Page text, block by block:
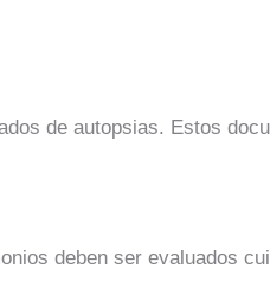
de autopsias. Estos
deben ser evaluados